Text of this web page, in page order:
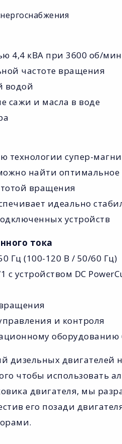
4,4 кВА при 3600 об/мин
частоте вращения
водой
сажи и масла в воде
технологии супер-
найти
вращения
идеально
устройств
тока
Гц (100-120 В / 50/60 Гц)
с устройством DC
и контроля
дизельных
чтобы использовать
двигателя, мы
его позади